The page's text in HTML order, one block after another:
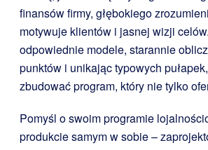
finansów firmy, głębokiego
motywuje klientów i jasnej wizji
odpowiednie modele, starannie
punktów i unikając typowych
zbudować program, który nie tylko
Pomyśl o swoim programie
produkcie samym w sobie –